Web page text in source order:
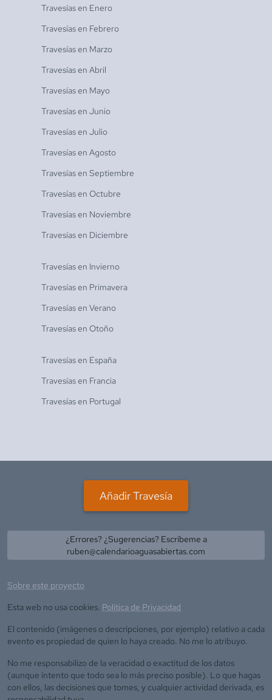
Travesías en Enero
Travesías en Febrero
Travesías en Marzo
Travesías en Abril
Travesías en Mayo
Travesías en Junio
Travesías en Julio
Travesías en Agosto
Travesías en Septiembre
Travesías en Octubre
Travesías en Noviembre
Travesías en Diciembre
Travesías en Invierno
Travesías en Primavera
Travesías en Verano
Travesías en Otoño
Travesías en España
Travesías en Francia
Travesías en Portugal
Añadir Travesía
¿Errores? ¿Sugerencias? Escríbeme a
ruben@calendarioaguasabiertas.com
Sobre este proyecto
Esta web no usa cookies. Política de Privacidad
El contenido (imágenes o descripciones, por ejemplo) relativo a cada
evento es propiedad de quien lo haya creado. No me lo atribuyo.
No me responsabilizo de la veracidad o exactitud de los datos
(aunque intento que todo sea lo más preciso posible). Lo que hagas
con ellos, las decisiones que tomes, y cualquier actividad derivada, es